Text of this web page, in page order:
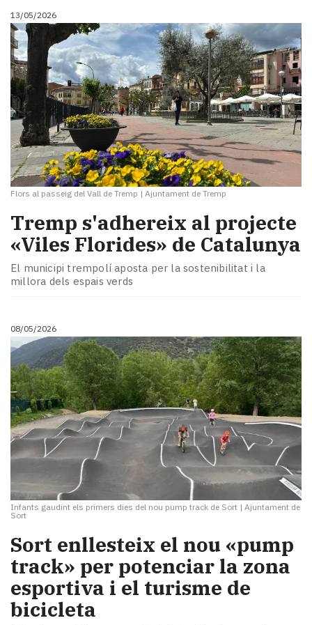
13/05/2026
Flors al passeig del Vall de Tremp | Ajuntament de Tremp
Tremp s'adhereix al projecte
«Viles Florides» de Catalunya
El municipi trempolí aposta per la sostenibilitat i la
millora dels espais verds
08/05/2026
Infants gaudint els primers dies del nou pump track de Sort | Ajuntament de
Sort
Sort enllesteix el nou «pump
track» per potenciar la zona
esportiva i el turisme de
bicicleta